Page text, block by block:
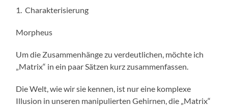
1. Charakterisierung
Morpheus
Um die Zusammenhänge zu verdeutlichen, möchte ich
„Matrix“ in ein paar Sätzen kurz zusammenfassen.
Die Welt, wie wir sie kennen, ist nur eine komplexe
Illusion in unseren manipulierten Gehirnen, die „Matrix“